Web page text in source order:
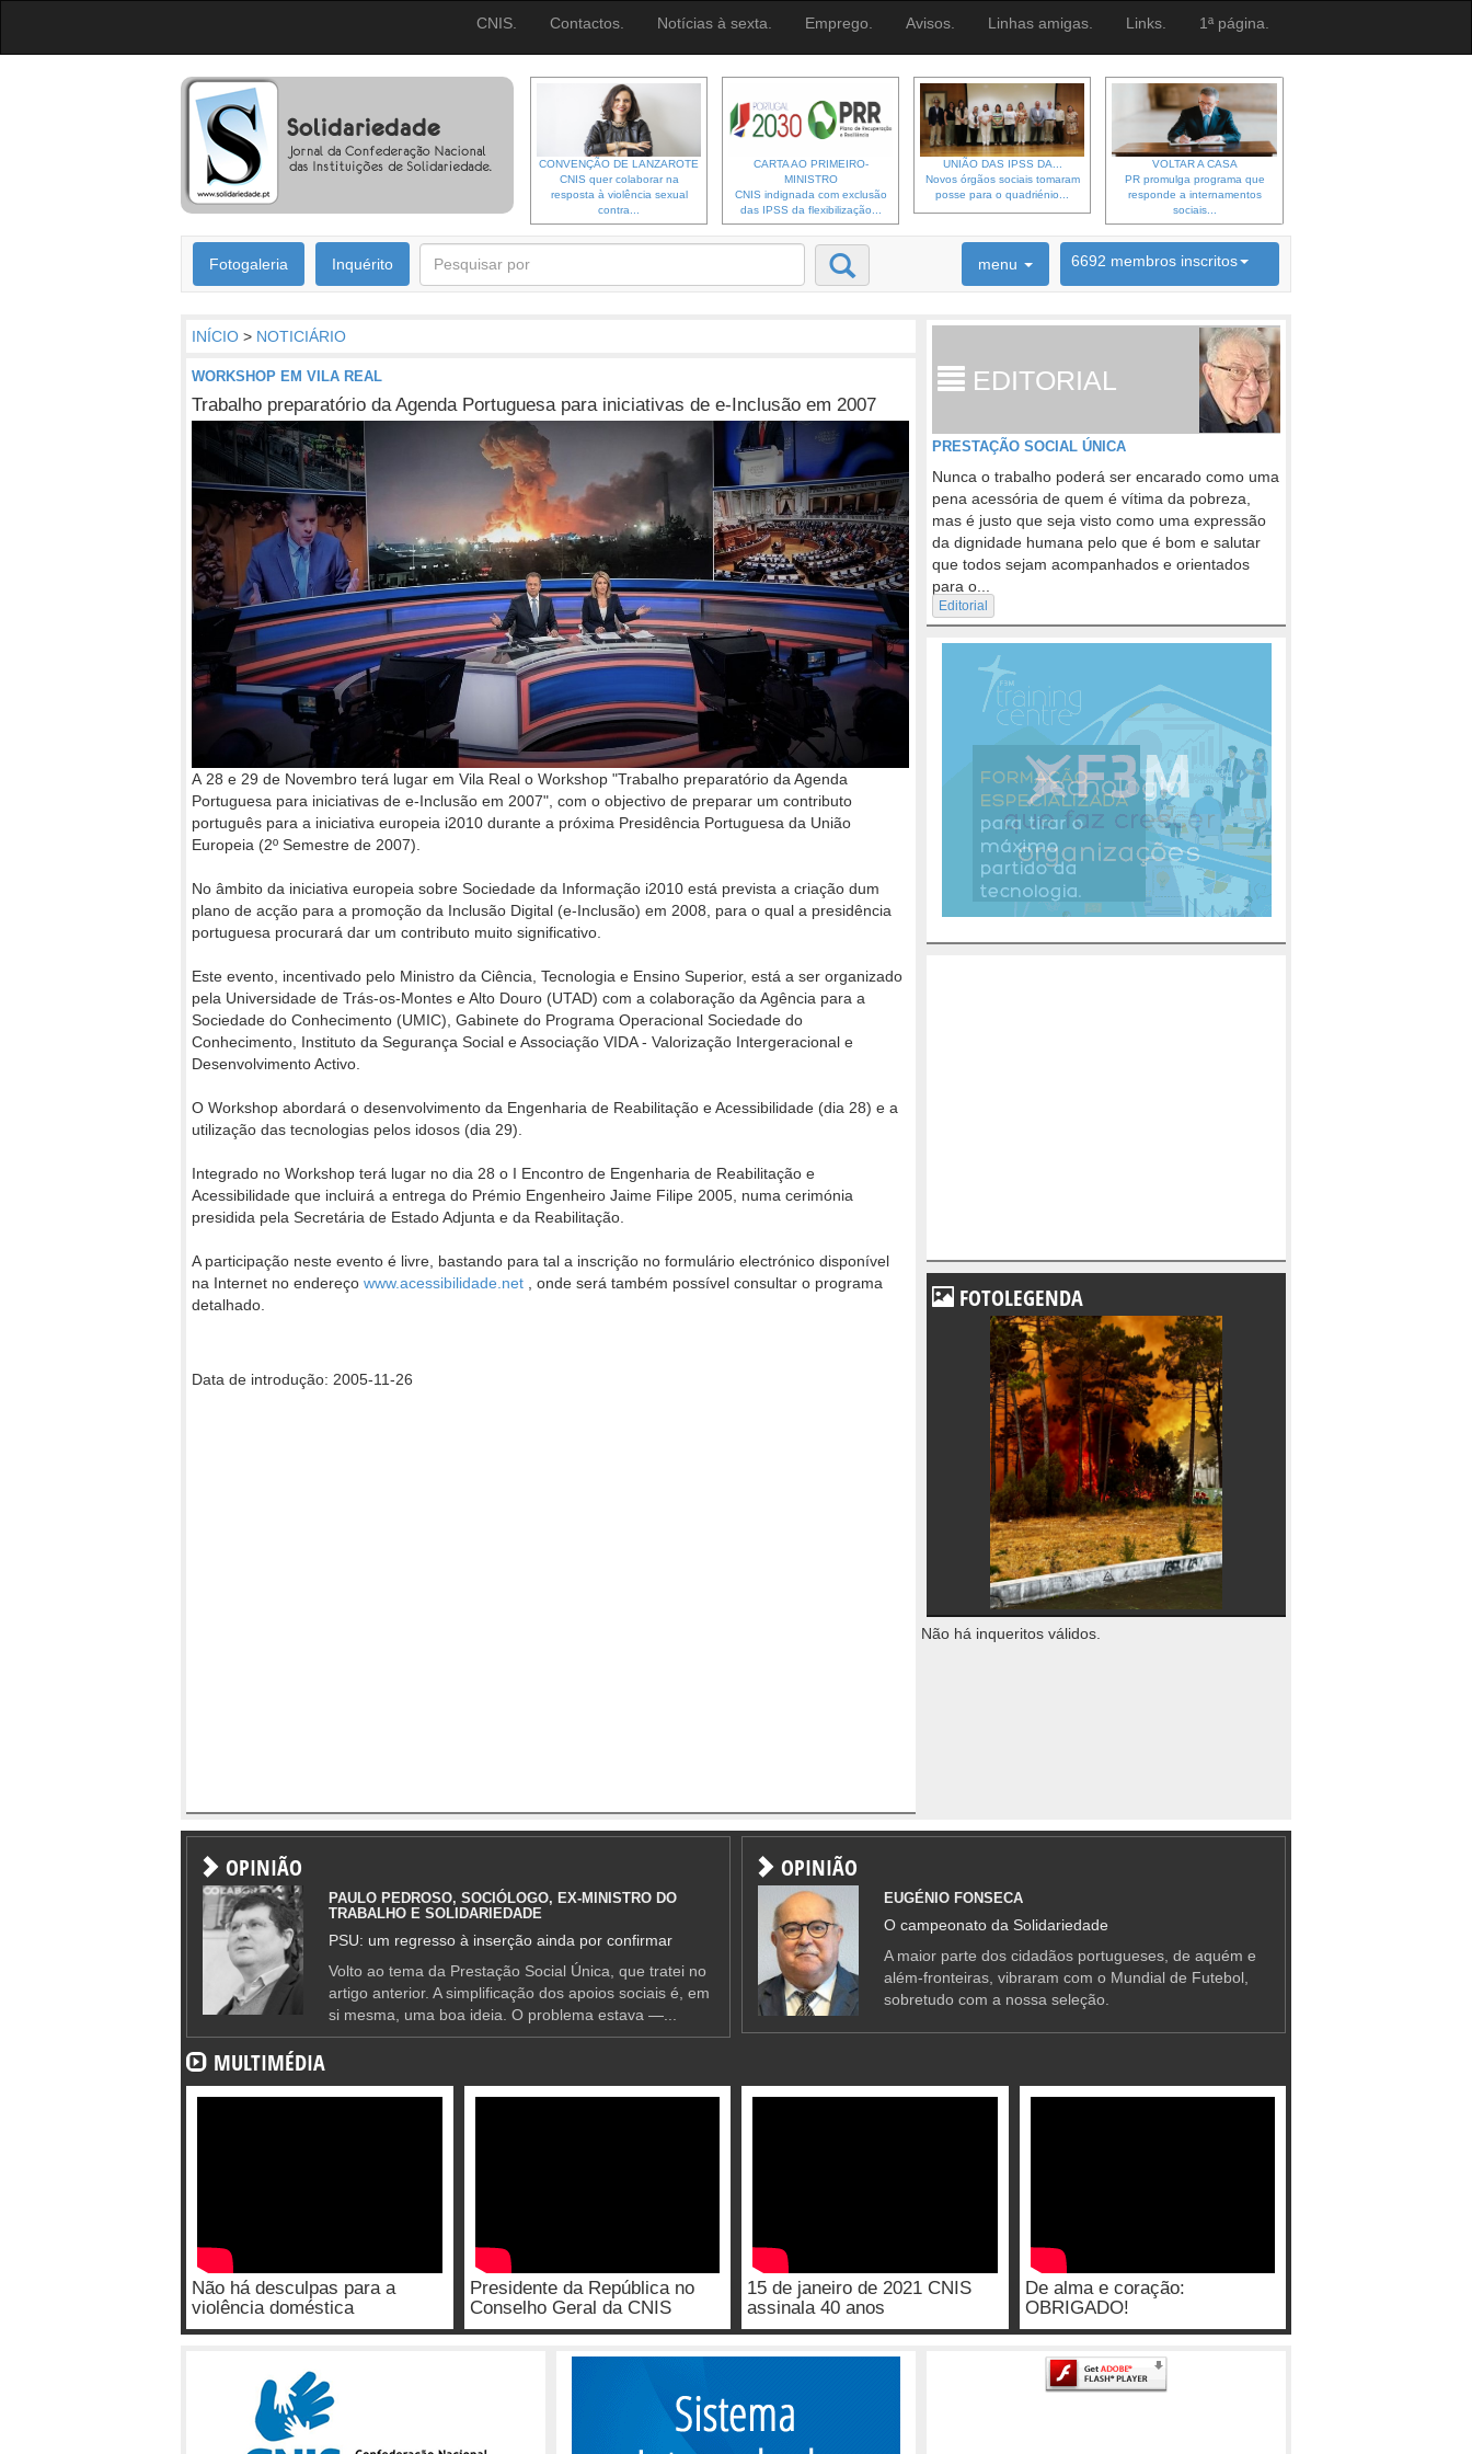
CNIS. Contactos. Notícias à sexta. Emprego. Avisos. Linhas amigas. Links. 1ª página.
CONVENÇÃO DE LANZAROTE
CNIS quer colaborar na
resposta à violência sexual
contra...
CARTA AO PRIMEIRO-
MINISTRO
CNIS indignada com exclusão
das IPSS da flexibilização...
UNIÃO DAS IPSS DA...
Novos órgãos sociais tomaram
posse para o quadriénio...
VOLTAR A CASA
PR promulga programa que
responde a internamentos
sociais...
Fotogaleria Inquérito menu 6692 membros inscritos
INÍCIO > NOTICIÁRIO
WORKSHOP EM VILA REAL
Trabalho preparatório da Agenda Portuguesa para iniciativas de e-Inclusão em 2007
A 28 e 29 de Novembro terá lugar em Vila Real o Workshop "Trabalho preparatório da Agenda
Portuguesa para iniciativas de e-Inclusão em 2007", com o objectivo de preparar um contributo
português para a iniciativa europeia i2010 durante a próxima Presidência Portuguesa da União
Europeia (2º Semestre de 2007).
No âmbito da iniciativa europeia sobre Sociedade da Informação i2010 está prevista a criação dum
plano de acção para a promoção da Inclusão Digital (e-Inclusão) em 2008, para o qual a presidência
portuguesa procurará dar um contributo muito significativo.
Este evento, incentivado pelo Ministro da Ciência, Tecnologia e Ensino Superior, está a ser organizado
pela Universidade de Trás-os-Montes e Alto Douro (UTAD) com a colaboração da Agência para a
Sociedade do Conhecimento (UMIC), Gabinete do Programa Operacional Sociedade do
Conhecimento, Instituto da Segurança Social e Associação VIDA - Valorização Intergeracional e
Desenvolvimento Activo.
O Workshop abordará o desenvolvimento da Engenharia de Reabilitação e Acessibilidade (dia 28) e a
utilização das tecnologias pelos idosos (dia 29).
Integrado no Workshop terá lugar no dia 28 o I Encontro de Engenharia de Reabilitação e
Acessibilidade que incluirá a entrega do Prémio Engenheiro Jaime Filipe 2005, numa cerimónia
presidida pela Secretária de Estado Adjunta e da Reabilitação.
A participação neste evento é livre, bastando para tal a inscrição no formulário electrónico disponível
na Internet no endereço www.acessibilidade.net , onde será também possível consultar o programa
detalhado.
Data de introdução: 2005-11-26
EDITORIAL
PRESTAÇÃO SOCIAL ÚNICA
Nunca o trabalho poderá ser encarado como uma
pena acessória de quem é vítima da pobreza,
mas é justo que seja visto como uma expressão
da dignidade humana pelo que é bom e salutar
que todos sejam acompanhados e orientados
para o...
Editorial
FOTOLEGENDA
Não há inqueritos válidos.
OPINIÃO
PAULO PEDROSO, SOCIÓLOGO, EX-MINISTRO DO
TRABALHO E SOLIDARIEDADE
PSU: um regresso à inserção ainda por confirmar
Volto ao tema da Prestação Social Única, que tratei no
artigo anterior. A simplificação dos apoios sociais é, em
si mesma, uma boa ideia. O problema estava —...
OPINIÃO
EUGÉNIO FONSECA
O campeonato da Solidariedade
A maior parte dos cidadãos portugueses, de aquém e
além-fronteiras, vibraram com o Mundial de Futebol,
sobretudo com a nossa seleção.
MULTIMÉDIA
Não há desculpas para a
violência doméstica
Presidente da República no
Conselho Geral da CNIS
15 de janeiro de 2021 CNIS
assinala 40 anos
De alma e coração:
OBRIGADO!